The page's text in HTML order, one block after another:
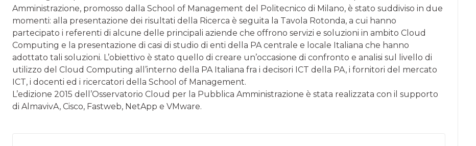
Amministrazione, promosso dalla School of Management del Politecnico di Milano, è stato suddiviso in due
momenti: alla presentazione dei risultati della Ricerca è seguita la Tavola Rotonda, a cui hanno
partecipato i referenti di alcune delle principali aziende che offrono servizi e soluzioni in ambito Cloud
Computing e la presentazione di casi di studio di enti della PA centrale e locale Italiana che hanno
adottato tali soluzioni. L’obiettivo è stato quello di creare un’occasione di confronto e analisi sul livello di
utilizzo del Cloud Computing all’interno della PA Italiana fra i decisori ICT della PA, i fornitori del mercato
ICT, i docenti ed i ricercatori della School of Management.
L’edizione 2015 dell’Osservatorio Cloud per la Pubblica Amministrazione è stata realizzata con il supporto
di AlmavivA, Cisco, Fastweb, NetApp e VMware.